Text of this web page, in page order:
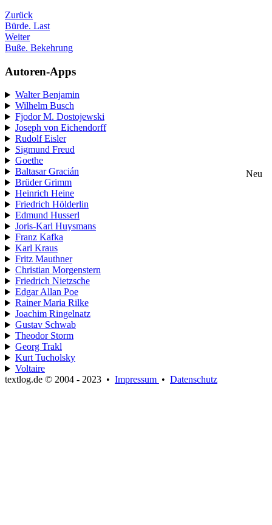
Zurück
Bürde. Last
Weiter
Buße. Bekehrung
Autoren-Apps
Walter Benjamin
Wilhelm Busch
Fjodor M. Dostojewski
Joseph von Eichendorff
Rudolf Eisler
Sigmund Freud
Goethe
Baltasar Gracián
Neu
Brüder Grimm
Heinrich Heine
Friedrich Hölderlin
Edmund Husserl
Joris-Karl Huysmans
Franz Kafka
Karl Kraus
Fritz Mauthner
Christian Morgenstern
Friedrich Nietzsche
Edgar Allan Poe
Rainer Maria Rilke
Joachim Ringelnatz
Gustav Schwab
Theodor Storm
Georg Trakl
Kurt Tucholsky
Voltaire
textlog.de © 2004 - 2023 • Impressum • Datenschutz